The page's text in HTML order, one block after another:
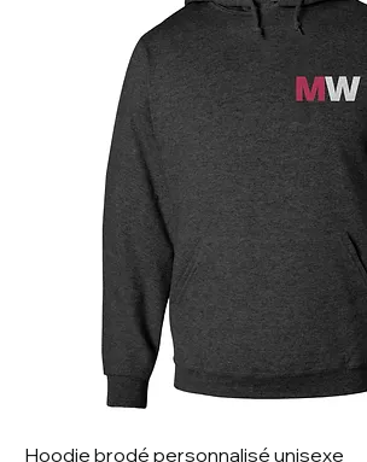
Hoodie brodé personnalisé unisexe